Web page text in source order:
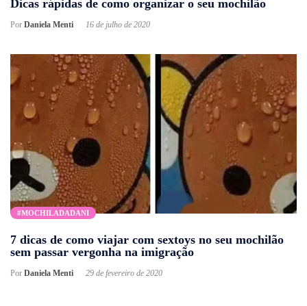
Dicas rápidas de como organizar o seu mochilão
Por Daniela Menti 16 de julho de 2020
#MOCHILADADANI
7 dicas de como viajar com sextoys no seu mochilão
sem passar vergonha na imigração
Por Daniela Menti 29 de fevereiro de 2020